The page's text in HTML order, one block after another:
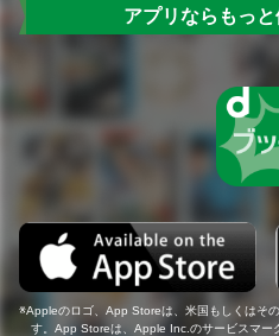
アプリならもっと
Appleのロゴ、App Storeは、米国もしくはそ
す。App Storeは、Apple Inc.のサービスマー